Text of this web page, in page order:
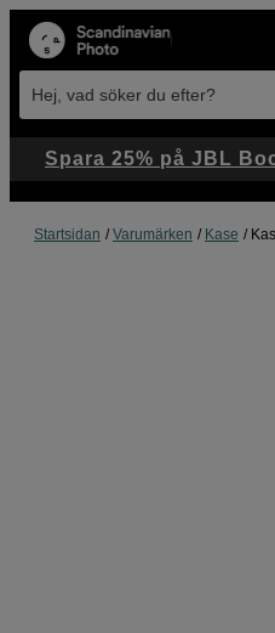
Hej, vad söker du efter?
Startsidan Varumärken Kase
Spara 25% på JBL